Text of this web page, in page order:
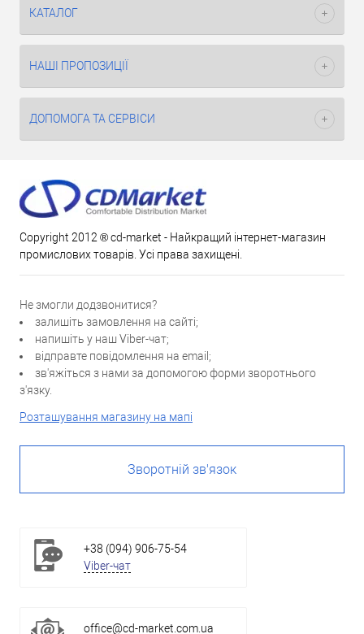
КАТАЛОГ
НАШІ ПРОПОЗИЦІЇ
ДОПОМОГА ТА СЕРВІСИ
Copyright 2012 ® cd-market - Найкращий інтернет-магазин
промислових товарів. Усі права захищені.
Не змогли додзвонитися?
залишіть замовлення на сайті;
напишіть у наш Viber-чат;
відправте повідомлення на email;
зв'яжіться з нами за допомогою форми зворотнього
з'язку.
Розташування магазину на мапі
Зворотній зв'язок
+38 (094) 906-75-54
Viber-чат
office@cd-market.com.ua